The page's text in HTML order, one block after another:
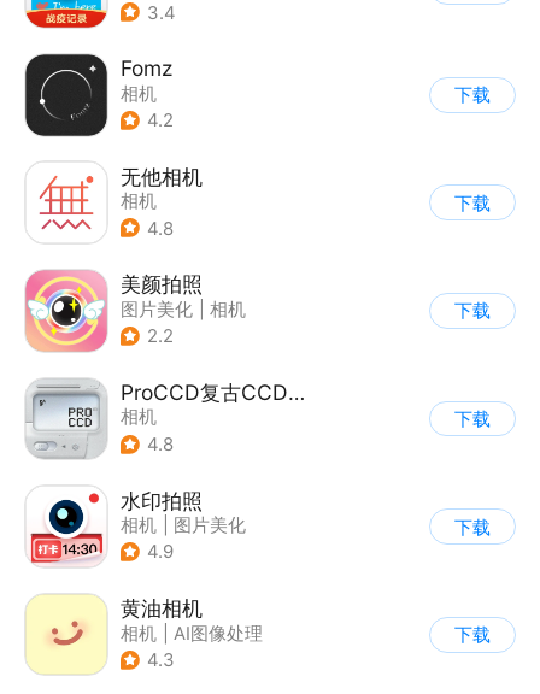
3.4
Fomz
相机
4.2
下载
无他相机
相机
4.8
下载
美颜拍照
图片美化
相机
2.2
下载
ProCCD复古CCD相机
相机
4.8
下载
水印拍照
相机
图片美化
4.9
下载
黄油相机
相机
AI图像处理
4.3
下载